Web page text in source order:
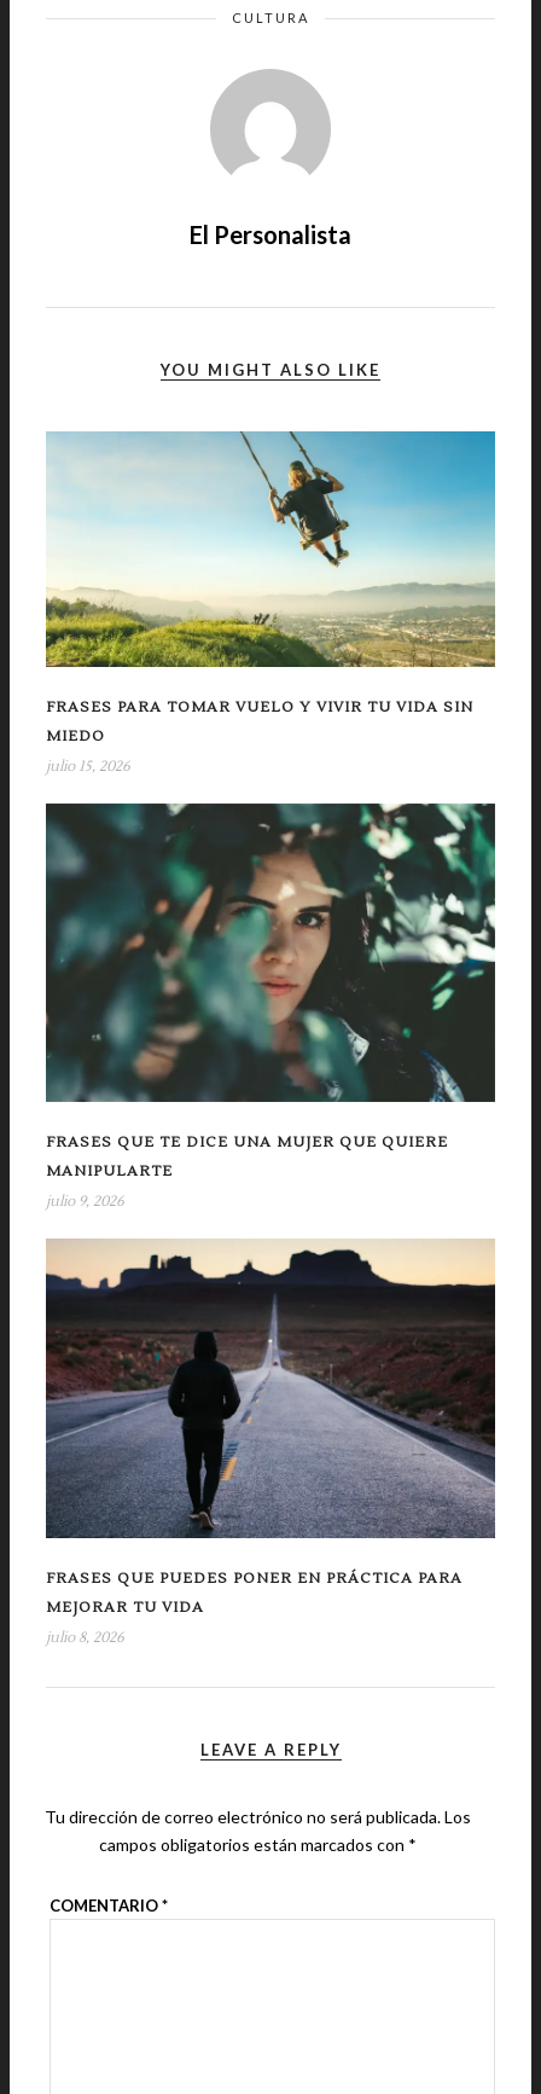
CULTURA
El Personalista
YOU MIGHT ALSO LIKE
FRASES PARA TOMAR VUELO Y VIVIR TU VIDA SIN
MIEDO
julio 15, 2026
FRASES QUE TE DICE UNA MUJER QUE QUIERE
MANIPULARTE
julio 9, 2026
FRASES QUE PUEDES PONER EN PRÁCTICA PARA
MEJORAR TU VIDA
julio 8, 2026
LEAVE A REPLY
Tu dirección de correo electrónico no será publicada.Los
campos obligatorios están marcados con *
COMENTARIO*